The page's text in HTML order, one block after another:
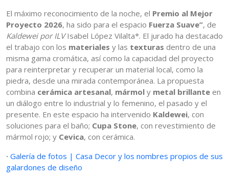
El máximo reconocimiento de la noche, el Premio al Mejor
Proyecto 2026, ha sido para el espacio Fuerza Suave”, de
Kaldewei por ILVIsabel López Vilalta*. El jurado ha destacado
el trabajo con los materiales y las texturas dentro de una
misma gama cromática, así como la capacidad del proyecto
para reinterpretar y recuperar un material local, como la
piedra, desde una mirada contemporánea. La propuesta
combina cerámica artesanal, mármol y metal brillante en
un diálogo entre lo industrial y lo femenino, el pasado y el
presente. En este espacio ha intervenido Kaldewei, con
soluciones para el baño; Cupa Stone, con revestimiento de
mármol rojo; y Cevica, con cerámica.
· Galería de fotos | Casa Decor y los nombres propios de sus
galardones de diseño